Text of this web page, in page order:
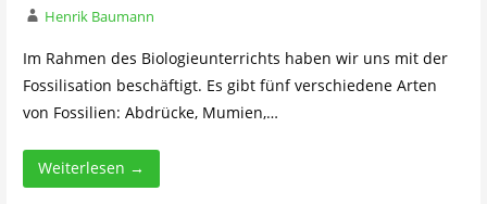
Henrik Baumann
Im Rahmen des Biologieunterrichts haben wir uns mit der
Fossilisation beschäftigt. Es gibt fünf verschiedene Arten
von Fossilien: Abdrücke, Mumien,…
Weiterlesen →